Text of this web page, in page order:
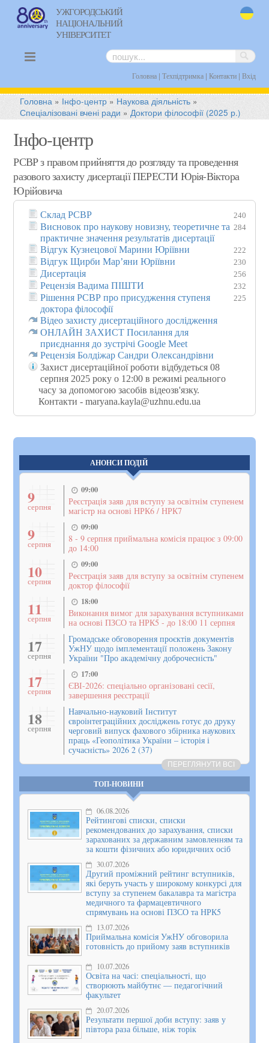
УЖГОРОДСЬКИЙ
НАЦІОНАЛЬНИЙ
УНІВЕРСИТЕТ
Головна| Техпідтримка| Контакти| Вхід
Головна » Інфо-центр » Наукова діяльність »
Спеціалізовані вчені ради »Доктори філософії (2025 р.)
Інфо-центр
РСВР з правом прийняття до розгляду та проведення
разового захисту дисертації ПЕРЕСТИ Юрія-Віктора
Юрійовича
Склад РСВР 240
Висновок про наукову новизну, теоретичне та
практичне значення результатів дисертації
284
Відгук Кузнецової Марини Юріївни 222
Відгук Щирби Мар’яни Юріївни 230
Дисертація 256
Рецензія Вадима ПІШТИ 232
Рішення РСВР про присудження ступеня
доктора філософії
225
Відео захисту дисертаційного дослідження
ОНЛАЙН ЗАХИСТ Посилання для
приєднання до зустрічі Google Meet
Рецензія Болдіжар Сандри Олександрівни
Захист дисертаційної роботи відбудеться 08
серпня 2025 року о 12:00 в режимі реального
часу за допомогою засобів відеозв'язку.
Контакти - maryana.kayla@uzhnu.edu.ua
АНОНСИ ПОДІЙ
9
серпня
09:00
Реєстрація заяв для вступу за освітнім ступенем
магістр на основі НРК6 / НРК7
9
серпня
09:00
8 - 9 серпня приймальна комісія працює з 09:00
до 14:00
10
серпня
09:00
Реєстрація заяв для вступу за освітнім ступенем
доктор філософії
11
серпня
18:00
Виконання вимог для зарахування вступниками
на основі ПЗСО та НРК5 - до 18:00 11 серпня
17
серпня
Громадське обговорення проєктів документів
УжНУ щодо імплементації положень Закону
України "Про академічну доброчесність"
17
серпня
17:00
ЄВІ-2026: спеціально організовані сесії,
завершення реєстрації
18
серпня
Навчально-науковий Інститут
євроінтеграційних досліджень готує до друку
черговий випуск фахового збірника наукових
праць «Геополітика України – історія і
сучасність» 2026 2 (37)
ПЕРЕГЛЯНУТИ ВСІ
ТОП-НОВИНИ
06.08.2026
Рейтингові списки, списки
рекомендованих до зарахування, списки
зарахованих за державним замовленням та
за кошти фізичних або юридичних осіб
30.07.2026
Другий проміжний рейтинг вступників,
які беруть участь у широкому конкурсі для
вступу за ступенем бакалавра та магістра
медичного та фармацевтичного
спрямувань на основі ПЗСО та НРК5
13.07.2026
Приймальна комісія УжНУ обговорила
готовність до прийому заяв вступників
10.07.2026
Освіта на часі: спеціальності, що
створюють майбутнє — педагогічний
факультет
20.07.2026
Результати першої доби вступу: заяв у
півтора раза більше, ніж торік